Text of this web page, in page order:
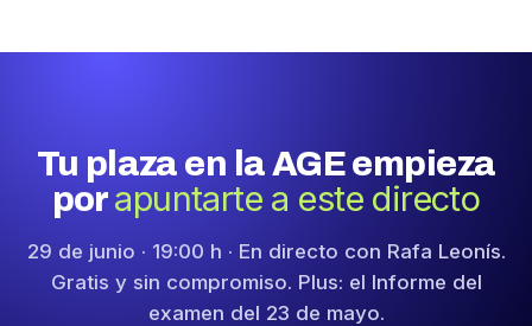
Tu plaza en la AGE empieza
porapuntarte a este directo
29 de junio · 19:00 h · En directo con Rafa Leonís.
Gratis y sin compromiso. Plus: el Informe del
examen del 23 de mayo.